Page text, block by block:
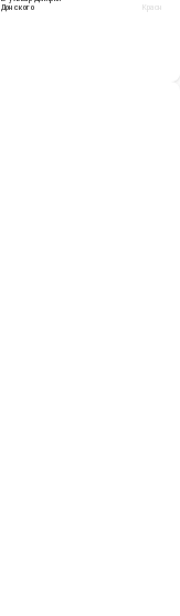
Донского
Донского